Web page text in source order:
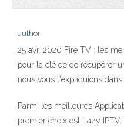
author
25 avr. 2020 Fire TV : les
pour la clé de de récupérer
nous vous l'expliquions dans
Parmi les meilleures
premier choix est Lazy